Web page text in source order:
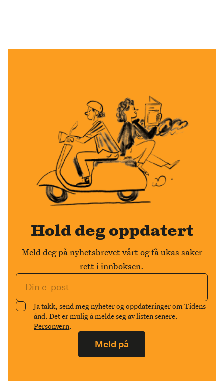
Hold deg oppdatert
Meld deg på nyhetsbrevet vårt og få ukas saker
rett i innboksen.
Ja takk, send meg nyheter og oppdateringer om Tidens
ånd. Det er mulig å melde seg av listen senere.
Personvern.
Meld på